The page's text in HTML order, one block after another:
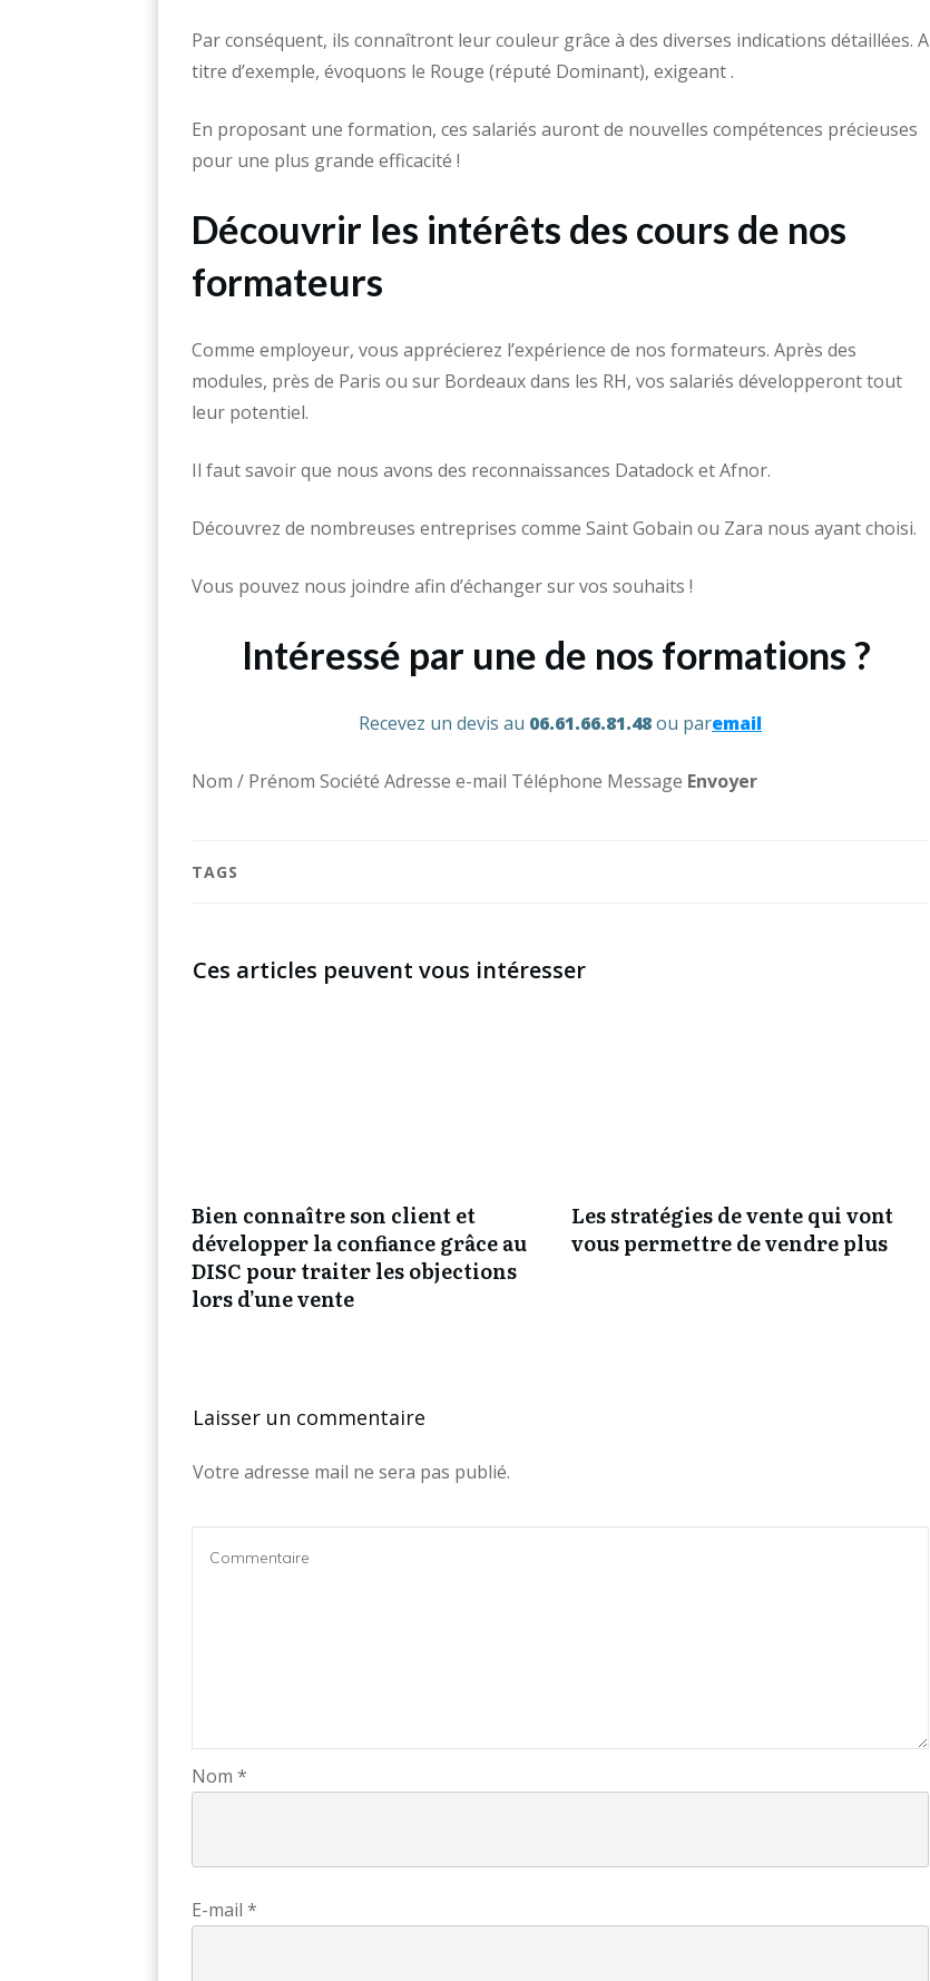
Par conséquent, ils connaîtront leur couleur grâce à des diverses indications détaillées. A
titre d’exemple, évoquons le Rouge (réputé Dominant), exigeant .
En proposant une formation, ces salariés auront de nouvelles compétences précieuses
pour une plus grande efficacité !
Découvrir les intérêts des cours de nos
formateurs
Comme employeur, vous apprécierez l’expérience de nos formateurs. Après des
modules, près de Paris ou sur Bordeaux dans les RH, vos salariés développeront tout
leur potentiel.
Il faut savoir que nous avons des reconnaissances Datadock et Afnor.
Découvrez de nombreuses entreprises comme Saint Gobain ou Zara nous ayant choisi.
Vous pouvez nous joindre afin d’échanger sur vos souhaits !
Intéressé par une de nos formations ?
Recevez un devis au 06.61.66.81.48ou paremail
Nom / Prénom Société Adresse e-mail Téléphone Message ​ Envoyer
TAGS
Ces articles peuvent vous intéresser
Bien connaître son client et
développer la confiance grâce au
DISC pour traiter les objections
lors d’une vente
Les stratégies de vente qui vont
vous permettre de vendre plus
Laisser un commentaire
Votre adresse mail ne sera pas publié.
Nom *
E-mail *